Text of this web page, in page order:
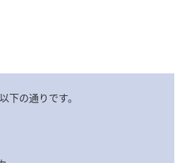
下の通りです。